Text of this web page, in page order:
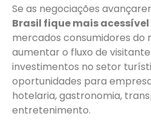
Se as negociações
Brasil fique mais acessível
mercados consumidores do
aumentar o fluxo de
investimentos no setor
oportunidades para
hotelaria, gastronomia,
entretenimento.